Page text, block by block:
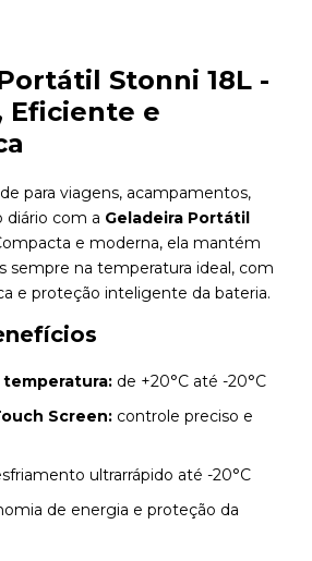
Stonni 18L -
Eficiente e
para viagens, acampamentos,
com a Geladeira Portátil
e moderna, ela mantém
sempre na temperatura ideal, com
e proteção inteligente da bateria.
de +20°C até -20°C
Screen:controle preciso e
ultrarrápido até -20°C
de energia e proteção da